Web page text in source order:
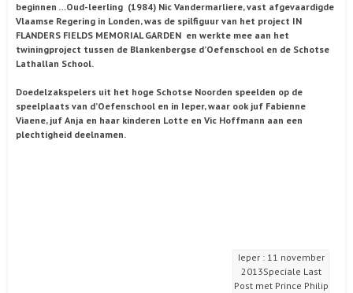
beginnen …Oud-leerling (1984) Nic Vandermarliere, vast afgevaardigde
Vlaamse Regering in Londen, was de spilfiguur van het project IN
FLANDERS FIELDS MEMORIAL GARDEN en werkte mee aan het
twiningproject tussen de Blankenbergse d’Oefenschool en de Schotse
Lathallan School.
Doedelzakspelers uit het hoge Schotse Noorden speelden op de
speelplaats van d’Oefenschool en in Ieper, waar ook juf Fabienne
Viaene, juf Anja en haar kinderen Lotte en Vic Hoffmann aan een
plechtigheid deelnamen.
Ieper : 11 november
2013Speciale Last
Post met Prince Philip